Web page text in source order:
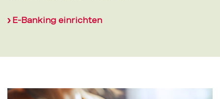
E-Banking einrichten